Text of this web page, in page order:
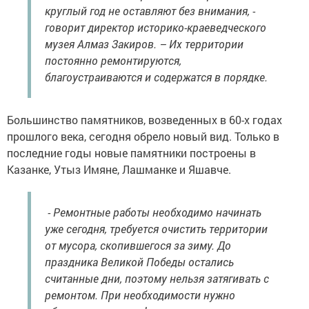
круглый год не оставляют без внимания, -
говорит директор историко-краеведческого
музея Алмаз Закиров. – Их территории
постоянно ремонтируются,
благоустраиваются и содержатся в порядке.
Большинство памятников, возведенных в 60-х годах
прошлого века, сегодня обрело новый вид. Только в
последние годы новые памятники построены в
Казанке, Утыз Имяне, Лашманке и Яшавче.
- Ремонтные работы необходимо начинать
уже сегодня, требуется очистить территории
от мусора, скопившегося за зиму. До
праздника Великой Победы остались
считанные дни, поэтому нельзя затягивать с
ремонтом. При необходимости нужно